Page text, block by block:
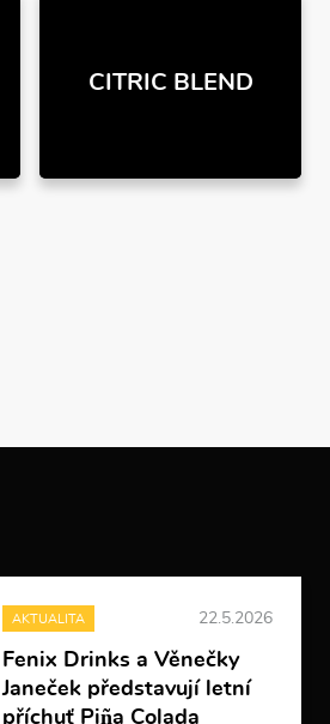
CITRIC BLEND
AKTUALITA 22.5.2026
Fenix Drinks a Věnečky
Janeček představují letní
příchuť Piña Colada